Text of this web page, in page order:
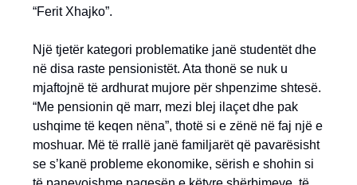
“Ferit Xhajko”.
Një tjetër kategori problematike janë studentët dhe
në disa raste pensionistët. Ata thonë se nuk u
mjaftojnë të ardhurat mujore për shpenzime shtesë.
“Me pensionin që marr, mezi blej ilaçet dhe pak
ushqime të keqen nëna”, thotë si e zënë në faj një e
moshuar. Më të rrallë janë familjarët që pavarësisht
se s’kanë probleme ekonomike, sërish e shohin si